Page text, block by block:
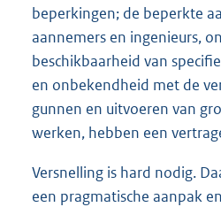
beperkingen; de beperkte
aannemers en ingenieurs,
beschikbaarheid van
en onbekendheid met de
gunnen en uitvoeren van
werken, hebben een
Versnelling is hard nodig.
een pragmatische aanpak